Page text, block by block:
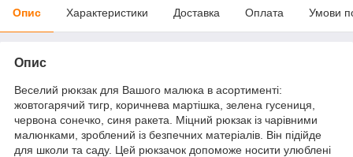
Опис Характеристики Доставка Оплата Умови
Опис
Веселий рюкзак для Вашого малюка в асортименті:
жовтогарячий тигр, коричнева мартішка, зелена гусениця,
червона сонечко, синя ракета. Міцний рюкзак із чарівними
малюнками, зроблений із безпечних матеріалів. Він підійде
для школи та саду. Цей рюкзачок допоможе носити улюблені